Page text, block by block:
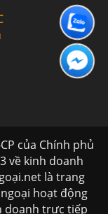
của Chính phủ
về kinh doanh
là trang
hoạt động
doanh trực tiếp